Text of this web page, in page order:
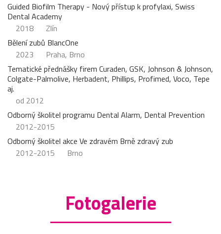
Guided Biofilm Therapy - Nový přístup k profylaxi, Swiss
Dental Academy
2018
Zlín
Bělení zubů BlancOne
2023
Praha, Brno
Tematické přednášky firem Curaden, GSK, Johnson & Johnson,
Colgate-Palmolive, Herbadent, Phillips, Profimed, Voco, Tepe
aj.
od 2012
Odborný školitel programu Dental Alarm, Dental Prevention
2012-2015
Odborný školitel akce Ve zdravém Brně zdravý zub
2012-2015
Brno
Fotogalerie